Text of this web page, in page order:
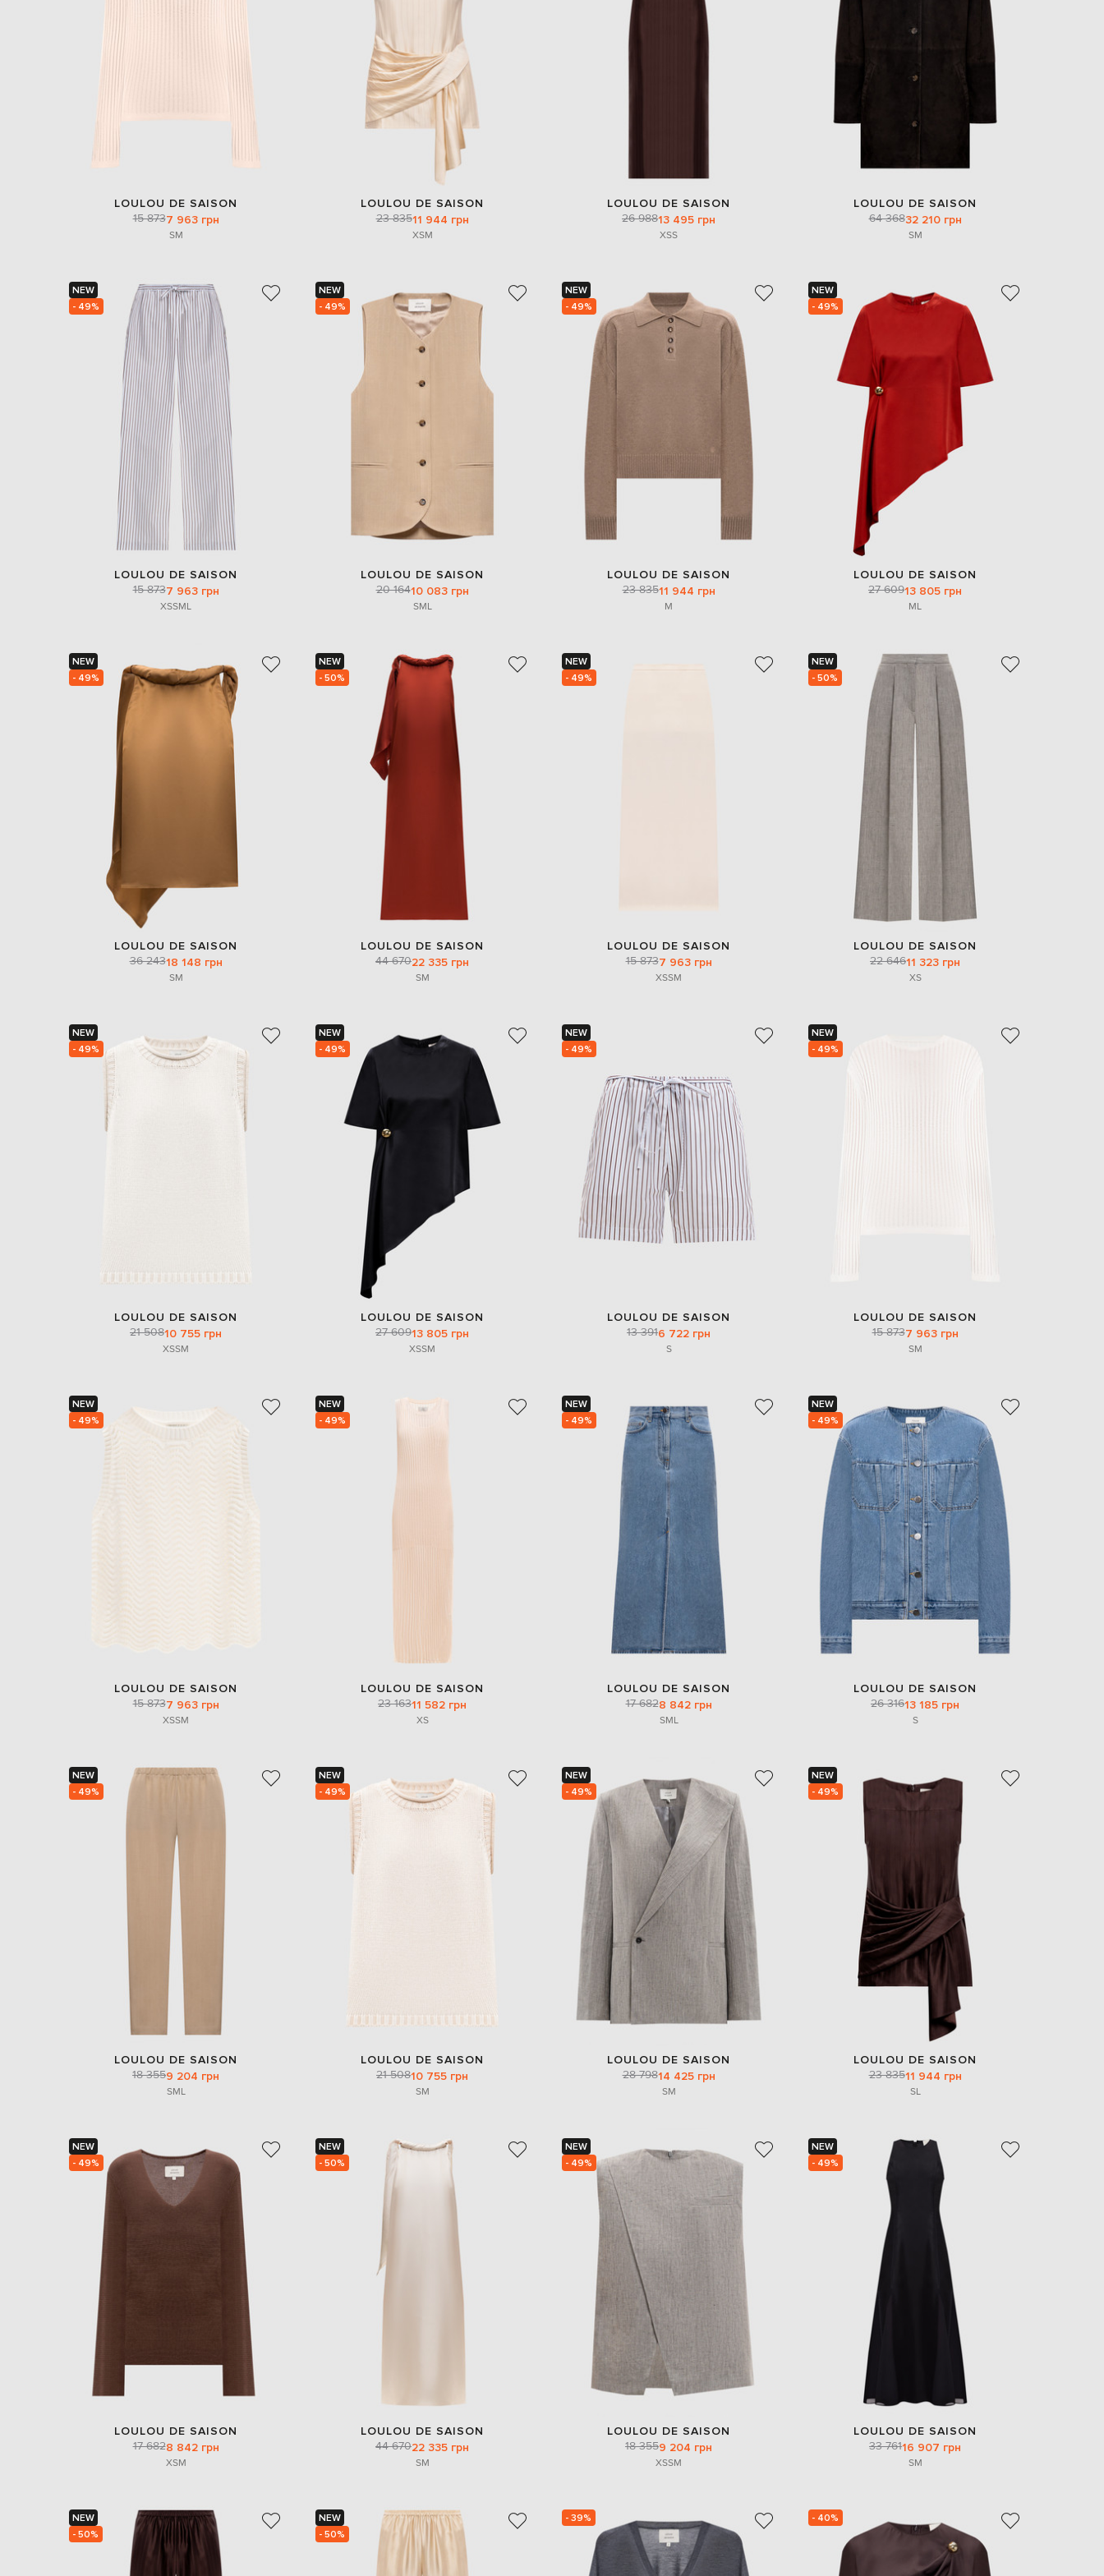
Denmark
Estonia
Italy
Portugal
LOULOU DE SAISON
15 8737 963 грн
SM
LOULOU DE SAISON
23 83511 944 грн
XSM
LOULOU DE SAISON
26 98813 495 грн
XSS
LOULOU DE SAISON
64 36832 210 грн
SM
NEW
- 49%
LOULOU DE SAISON
15 8737 963 грн
XSSML
NEW
- 49%
LOULOU DE SAISON
20 16410 083 грн
SML
NEW
- 49%
LOULOU DE SAISON
23 83511 944 грн
M
NEW
- 49%
LOULOU DE SAISON
27 60913 805 грн
ML
NEW
- 49%
LOULOU DE SAISON
36 24318 148 грн
SM
NEW
- 50%
LOULOU DE SAISON
44 67022 335 грн
SM
NEW
- 49%
LOULOU DE SAISON
15 8737 963 грн
XSSM
NEW
- 50%
LOULOU DE SAISON
22 64611 323 грн
XS
NEW
- 49%
LOULOU DE SAISON
21 50810 755 грн
XSSM
NEW
- 49%
LOULOU DE SAISON
27 60913 805 грн
XSSM
NEW
- 49%
LOULOU DE SAISON
13 3916 722 грн
S
NEW
- 49%
LOULOU DE SAISON
15 8737 963 грн
SM
NEW
- 49%
LOULOU DE SAISON
15 8737 963 грн
XSSM
NEW
- 49%
LOULOU DE SAISON
23 16311 582 грн
XS
NEW
- 49%
LOULOU DE SAISON
17 6828 842 грн
SML
NEW
- 49%
LOULOU DE SAISON
26 31613 185 грн
S
NEW
- 49%
LOULOU DE SAISON
18 3559 204 грн
SML
NEW
- 49%
LOULOU DE SAISON
21 50810 755 грн
SM
NEW
- 49%
LOULOU DE SAISON
28 79814 425 грн
SM
NEW
- 49%
LOULOU DE SAISON
23 83511 944 грн
SL
NEW
- 49%
LOULOU DE SAISON
17 6828 842 грн
XSM
NEW
- 50%
LOULOU DE SAISON
44 67022 335 грн
SM
NEW
- 49%
LOULOU DE SAISON
18 3559 204 грн
XSSM
NEW
- 49%
LOULOU DE SAISON
33 76116 907 грн
SM
NEW
- 50%
NEW
- 50%
- 39% - 40%